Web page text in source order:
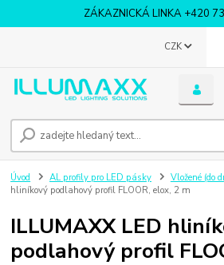
ZÁKAZNICKÁ LINKA +420
CZK
Úvod AL profily pro LED pásky Vložené (do
hliníkový podlahový profil FLOOR, elox, 2 m
ILLUMAXX LED
podlahový profil